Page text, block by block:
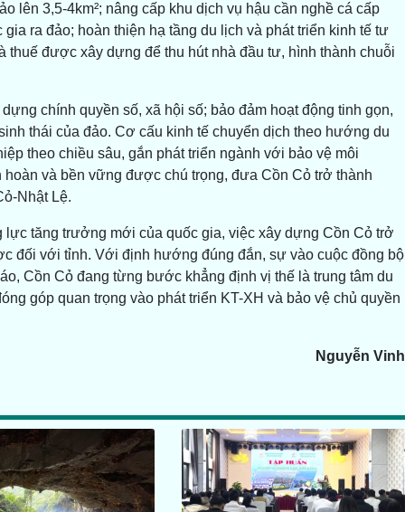
lên 3,5-4km²; nâng cấp khu dịch vụ hậu cần nghề cá cấp
ra đảo; hoàn thiện hạ tầng du lịch và phát triển kinh tế tư
thuế được xây dựng để thu hút nhà đầu tư, hình thành chuỗi
chính quyền số, xã hội số; bảo đảm hoạt động tinh gọn,
thái của đảo. Cơ cấu kinh tế chuyển dịch theo hướng du
theo chiều sâu, gắn phát triển ngành với bảo vệ môi
và bền vững được chú trọng, đưa Cồn Cỏ trở thành
Nhật Lệ.
tăng trưởng mới của quốc gia, việc xây dựng Cồn Cỏ trở
đối với tỉnh. Với định hướng đúng đắn, sự vào cuộc đồng bộ
Cồn Cỏ đang từng bước khẳng định vị thế là trung tâm du
góp quan trọng vào phát triển KT-XH và bảo vệ chủ quyền
Nguyễn Vinh